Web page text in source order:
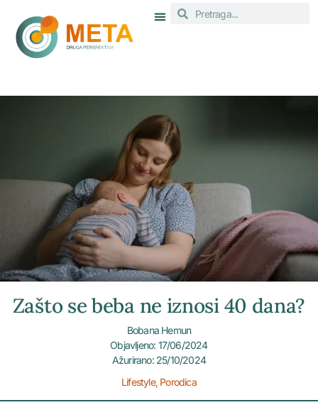
Zašto se beba ne iznosi 40 dana?
Bobana Hemun
Objavljeno: 17/06/2024
Ažurirano: 25/10/2024
Lifestyle, Porodica